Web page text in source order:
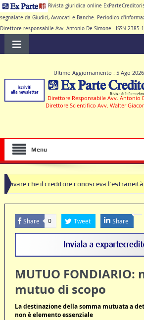
Rivista giuridica online
segnalate da Giudici, Avvocati e Banche. Periodico
Direttore responsabile Avv. Antonio De Simone - ISSN 2385-
Ultimo Aggiornamento : 5 Ago
Direttore Responsabile Avv. Antonio
Direttore Scientifico Avv. Walter
Menu
il creditore conosceva l’estraneità del
nulle deve produrre il contratto di
Share 0 Tweet Share
MUTUO FONDIARIO:
mutuo di scopo
La destinazione della somma mutuata a
non è elemento essenziale